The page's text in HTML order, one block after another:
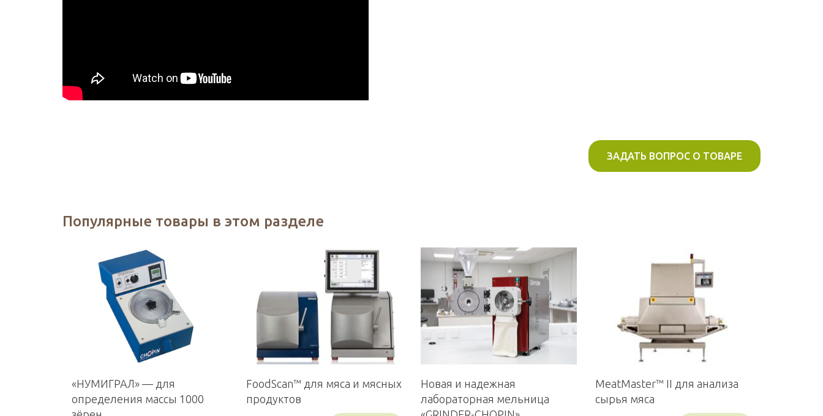
ЗАДАТЬ ВОПРОС О ТОВАРЕ
Популярные товары в этом разделе
«НУМИГРАЛ» — для
определения массы 1000
FoodScan™ для мяса и мясных
продуктов
Новая и надежная
лабораторная мельница
MeatMaster™ II для анализа
сырья мяса